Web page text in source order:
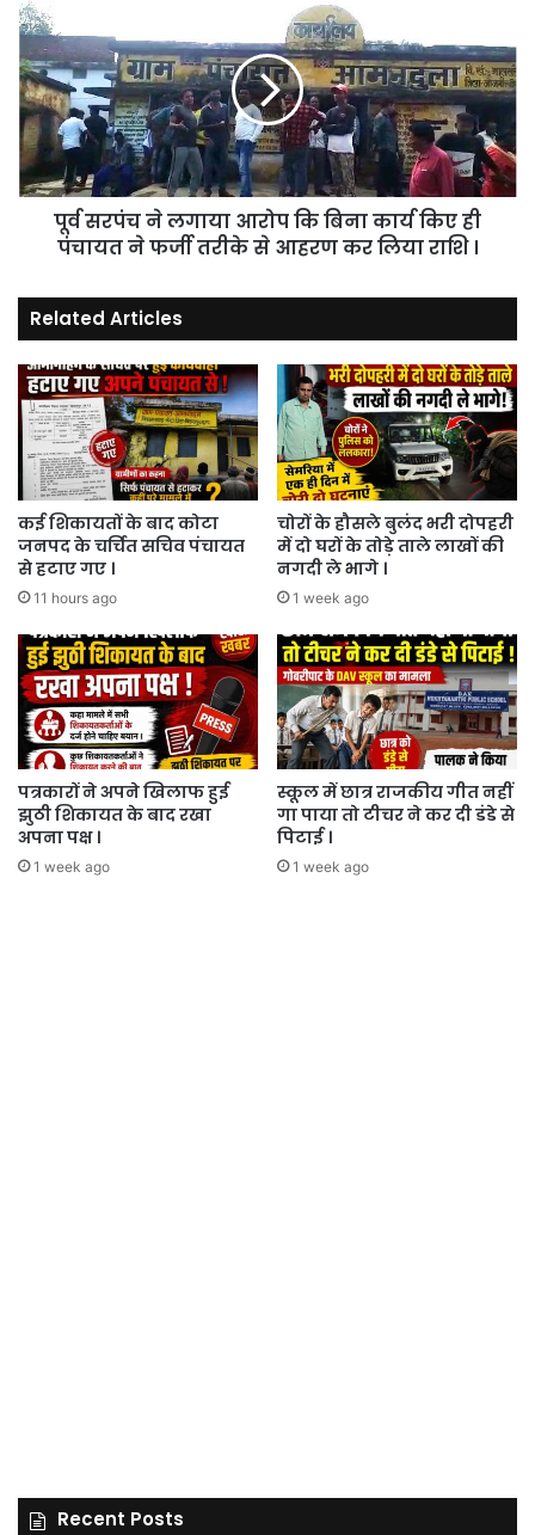
सरपंच
लगाया
आरोप
कि
बिना
कार्य
किए
फर्जी
तरीके
से
आहरण
कर
लिया
राशि
पूर्व सरपंच ने लगाया आरोप कि बिना कार्य किए ही
पंचायत ने फर्जी तरीके से आहरण कर लिया राशि ।
Related Articles
कई शिकायतों के बाद कोटा
जनपद के चर्चित सचिव पंचायत
से हटाए गए ।
11 hours ago
चोरों के हौसले बुलंद भरी दोपहरी
में दो घरों के तोड़े ताले लाखों की
नगदी ले भागे ।
1 week ago
पत्रकारों ने अपने खिलाफ हुई
झुठी शिकायत के बाद रखा
अपना पक्ष ।
1 week ago
स्कूल में छात्र राजकीय गीत नहीं
गा पाया तो टीचर ने कर दी डंडे से
पिटाई ।
1 week ago
Recent Posts